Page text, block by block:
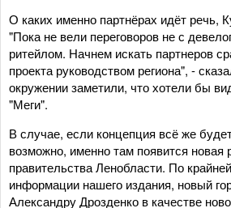
О каких именно партнёрах идёт речь,
"Пока не вели переговоров не с
ритейлом. Начнем искать партнеров
проекта руководством региона", -
окружении заметили, что хотели бы
"Меги".
В случае, если концепция всё же
возможно, именно там появится новая
правительства Ленобласти. По
информации нашего издания, новый
Александру Дрозденко в качестве